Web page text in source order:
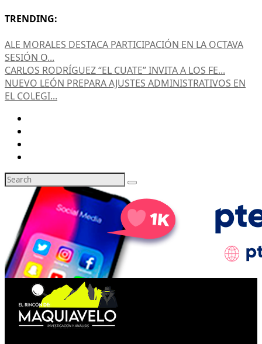
TRENDING:
ALE MORALES DESTACA PARTICIPACIÓN EN LA OCTAVA
SESIÓN O...
CARLOS RODRÍGUEZ “EL CUATE” INVITA A LOS FE...
NUEVO LEÓN PREPARA AJUSTES ADMINISTRATIVOS EN
EL COLEGI...